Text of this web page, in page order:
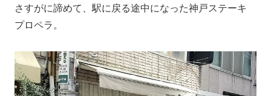
さすがに諦めて、駅に戻る途中になった神戸ステーキ
プロペラ。